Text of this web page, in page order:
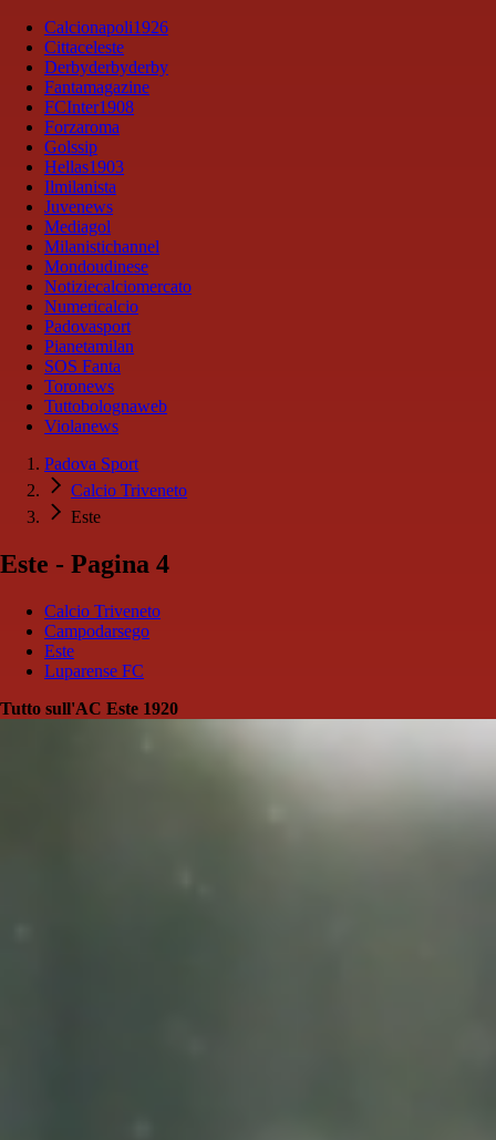
Calcionapoli1926
Cittaceleste
Derbyderbyderby
Fantamagazine
FCInter1908
Forzaroma
Golssip
Hellas1903
Ilmilanista
Juvenews
Mediagol
Milanistichannel
Mondoudinese
Notiziecalciomercato
Numericalcio
Padovasport
Pianetamilan
SOS Fanta
Toronews
Tuttobolognaweb
Violanews
Padova Sport
Calcio Triveneto
Este
Este - Pagina 4
Calcio Triveneto
Campodarsego
Este
Luparense FC
Tutto sull'AC Este 1920